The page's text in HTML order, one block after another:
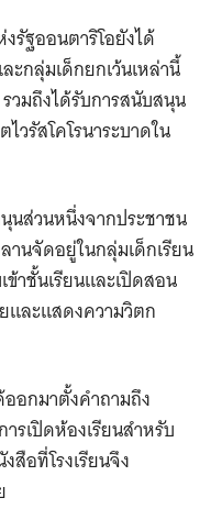
รัฐออนตาริโอยังได้
ะกลุ่มเด็กยกเว้นเหล่านี้
วมถึงได้รับการสนับสนุน
วรัสโคโรนาระบาดใน
นส่วนหนึ่งจากประชาชน
นจัดอยู่ในกลุ่มเด็กเรียน
าชั้นเรียนและเปิดสอน
และแสดงความวิตก
อกมาตั้งคำถามถึง
รเปิดห้องเรียนสำหรับ
สือที่โรงเรียนจึง